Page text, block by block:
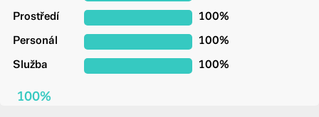
Prostředí
100%
Personál
100%
Služba
100%
100%